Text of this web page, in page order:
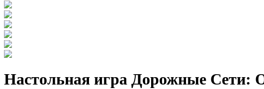
Настольная игра Дорожные Сети: